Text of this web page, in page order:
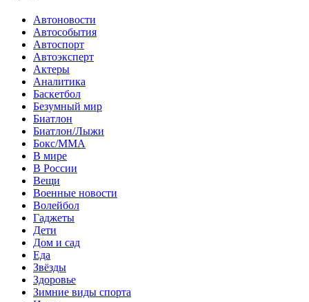
Автоновости
Автособытия
Автоспорт
Автоэксперт
Актеры
Аналитика
Баскетбол
Безумный мир
Биатлон
Биатлон/Лыжи
Бокс/MMA
В мире
В России
Вещи
Военные новости
Волейбол
Гаджеты
Дети
Дом и сад
Еда
Звёзды
Здоровье
Зимние виды спорта